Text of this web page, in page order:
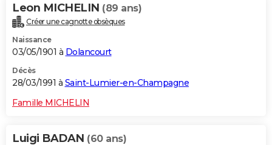
Leon MICHELIN (89 ans)
Créer une cagnotte obsèques
Naissance
03/05/1901 à Dolancourt
Décès
28/03/1991 à Saint-Lumier-en-Champagne
Famille MICHELIN
Luigi BADAN (60 ans)